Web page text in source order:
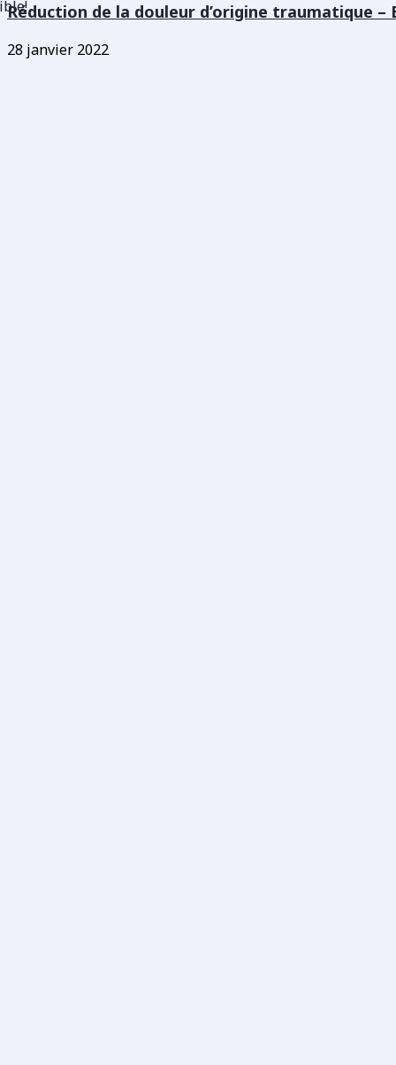
Réduction de la douleur d’origine traumatique
28 janvier 2022